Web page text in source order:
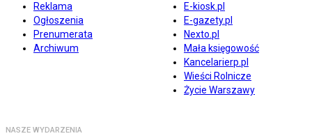
Reklama
Ogłoszenia
Prenumerata
Archiwum
E-kiosk.pl
E-gazety.pl
Nexto.pl
Mała księgowość
Kancelarierp.pl
Wieści Rolnicze
Życie Warszawy
NASZE WYDARZENIA